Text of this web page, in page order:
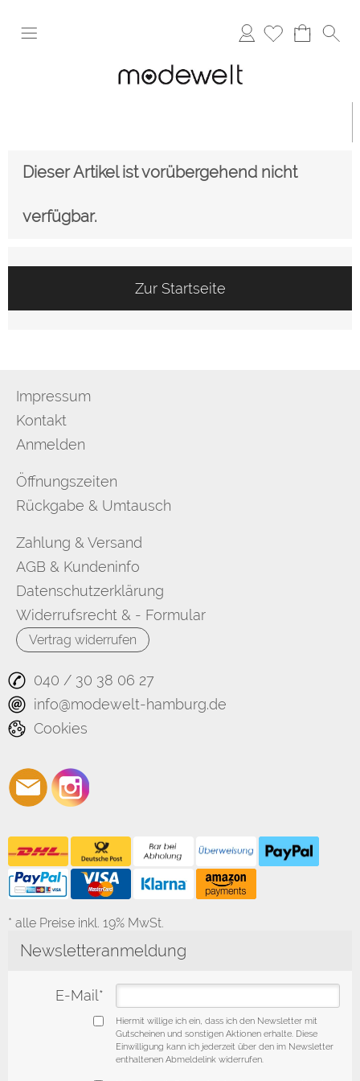
Anmelden
Dieser Artikel ist vorübergehend nicht
verfügbar.
Zur Startseite
Impressum
Kontakt
Anmelden
Öffnungszeiten
Rückgabe & Umtausch
Zahlung & Versand
AGB & Kundeninfo
Datenschutzerklärung
Widerrufsrecht & - Formular
Vertrag widerrufen
040 / 30 38 06 27
info@modewelt-hamburg.de
Cookies
* alle Preise inkl. 19% MwSt.